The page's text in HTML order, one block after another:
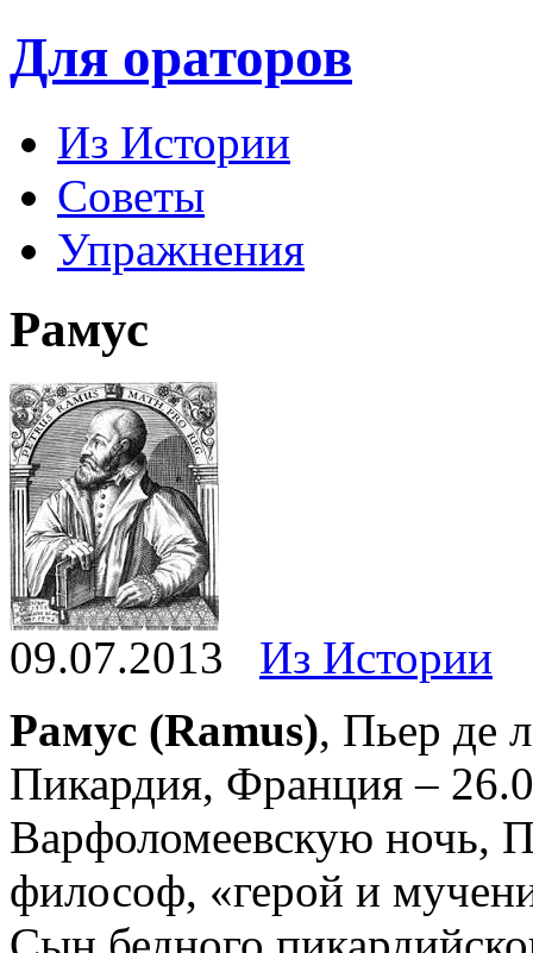
Для ораторов
Из Истории
Советы
Упражнения
Рамус
09.07.2013
Из Истории
Рамус (Ramus), Пьер де
Пикардия, Франция –
Варфоломеевскую ночь,
философ, «герой и